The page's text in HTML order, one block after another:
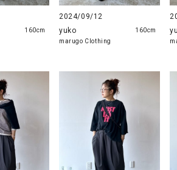
160cm
2024/09/12
yuko
marugo Clothing
160cm